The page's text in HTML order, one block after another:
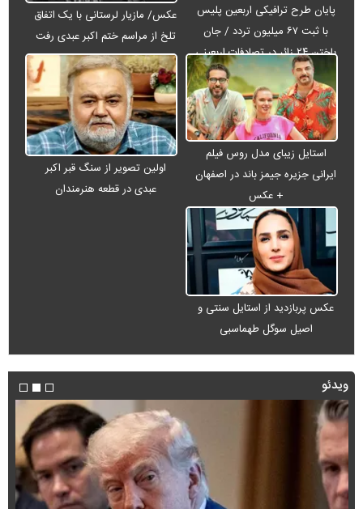
پایان طرح ترافیکی اربعین پلیس
با ثبت ۶۷ میلیون تردد / جان
باختن ۲۴ زائر در تصادفات اربعینی
عکس/ مازیار لرستانی با یک اتفاق
تلخ از مراسم ختم اکبر عبدی رفت
استایل زیبای مدل روس فیلم
ایرانی جزیره جیمز باند در اصفهان
+ عکس
اولین تصویر از سنگ قبر اکبر
عبدی در قطعه هنرمندان
عکس پربازدید از استایل سنتی و
اصیل سوگل طهماسبی
ویدئو